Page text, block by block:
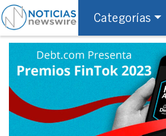
Categorías